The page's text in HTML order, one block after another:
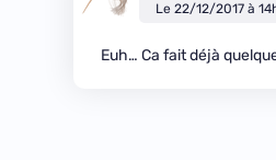
Le 22/12/2017 à
Euh… Ca fait déjà